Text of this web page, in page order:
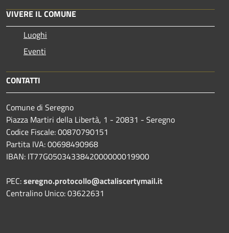
VIVERE IL COMUNE
Luoghi
Eventi
CONTATTI
Comune di Seregno
Piazza Martiri della Libertà, 1 - 20831 - Seregno
Codice Fiscale: 00870790151
Partita IVA: 00698490968
IBAN: IT77G0503433842000000019900
PEC:seregno.protocollo@actaliscertymail.it
Centralino Unico: 03622631